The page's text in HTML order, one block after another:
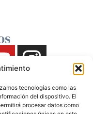
tecnologías como las
del dispositivo. El
procesar datos como